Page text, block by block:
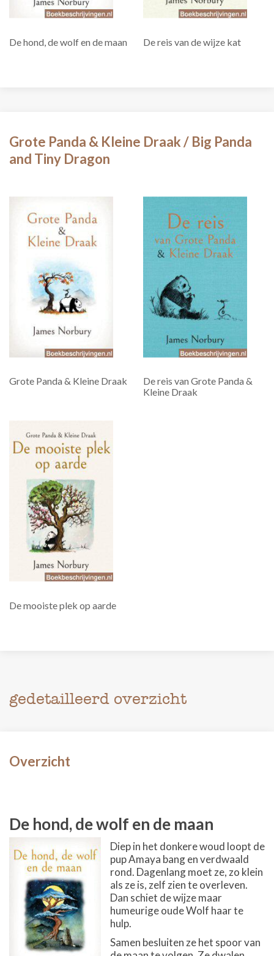
De hond, de wolf en de maan De reis van de wijze kat
Grote Panda & Kleine Draak / Big Panda
and Tiny Dragon
Grote Panda & Kleine Draak
De reis van Grote Panda &
Kleine Draak
De mooiste plek op aarde
gedetailleerd overzicht
Overzicht
De hond, de wolf en de maan
Diep in het donkere woud loopt de
pup Amaya bang en verdwaald
rond. Dagenlang moet ze, zo klein
als ze is, zelf zien te overleven.
Dan schiet de wijze maar
humeurige oude Wolf haar te
hulp.
Samen besluiten ze het spoor van